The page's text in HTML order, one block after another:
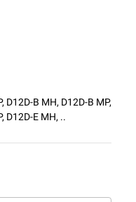
D12D-B MH, D12D-B MP,
D12D-E MH, ..